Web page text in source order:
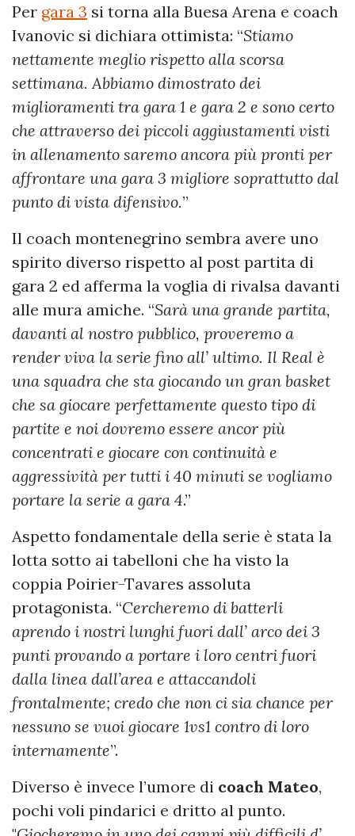
Per gara 3 si torna alla Buesa Arena e coach
Ivanovic si dichiara ottimista: “Stiamo
nettamente meglio rispetto alla scorsa
settimana. Abbiamo dimostrato dei
miglioramenti tra gara 1 e gara 2 e sono certo
che attraverso dei piccoli aggiustamenti visti
in allenamento saremo ancora più pronti per
affrontare una gara 3 migliore soprattutto dal
punto di vista difensivo.”
Il coach montenegrino sembra avere uno
spirito diverso rispetto al post partita di
gara 2 ed afferma la voglia di rivalsa davanti
alle mura amiche. “Sarà una grande partita,
davanti al nostro pubblico, proveremo a
render viva la serie fino all’ ultimo. Il Real è
una squadra che sta giocando un gran basket
che sa giocare perfettamente questo tipo di
partite e noi dovremo essere ancor più
concentrati e giocare con continuità e
aggressività per tutti i 40 minuti se vogliamo
portare la serie a gara 4.”
Aspetto fondamentale della serie è stata la
lotta sotto ai tabelloni che ha visto la
coppia Poirier-Tavares assoluta
protagonista. “Cercheremo di batterli
aprendo i nostri lunghi fuori dall’ arco dei 3
punti provando a portare i loro centri fuori
dalla linea dall’area e attaccandoli
frontalmente; credo che non ci sia chance per
nessuno se vuoi giocare 1vs1 contro di loro
internamente”.
Diverso è invece l’umore di coach Mateo,
pochi voli pindarici e dritto al punto.